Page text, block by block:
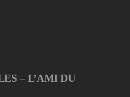
– L’AMI DU